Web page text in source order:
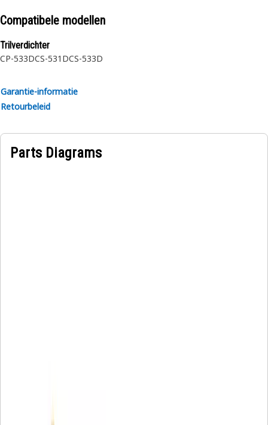
Compatibele modellen
Trilverdichter
CP-533DCS-531DCS-533D
Garantie-informatie
Retourbeleid
Parts Diagrams